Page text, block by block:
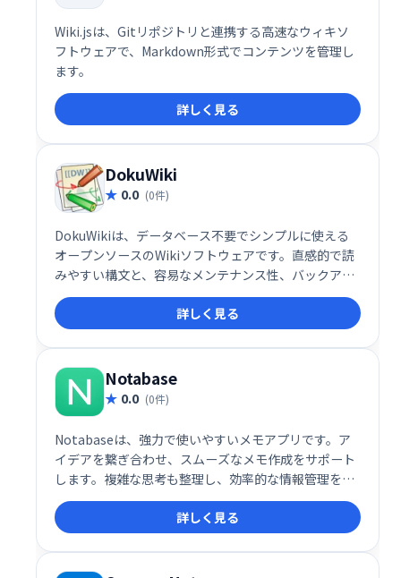
Wiki.jsは、Gitリポジトリと連携する高速なウィキソ
フトウェアで、Markdown形式でコンテンツを管理し
ます。
詳しく見る
DokuWiki
0.0 (0件)
DokuWikiは、データベース不要でシンプルに使える
オープンソースのWikiソフトウェアです。直感的で読
みやすい構文と、容易なメンテナンス性、バックアッ
プ機能が特長です。アクセス制御や認証コネクタも備
え、企業環境にも最適。豊富なプラグインにより、多
様な用途に対応可能です。活気のあるコミュニティも
大きな強みです。
詳しく見る
Notabase
0.0 (0件)
Notabaseは、強力で使いやすいメモアプリです。ア
イデアを繋ぎ合わせ、スムーズなメモ作成をサポート
します。複雑な思考も整理し、効率的な情報管理を実
現します。シンプルで直感的なインターフェースで、
誰でも簡単に利用できます。あなたのアイデアを形に
する、最高のメモアプリを体験してください。
詳しく見る